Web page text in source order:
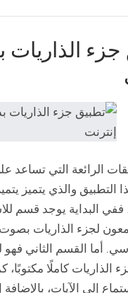
الذاريات
الرائعة التي
التطبيق والذي يتميز
ففي البداية يوجد قسم
لجزء الذاريات
أما القسم الثاني فهو
الذاريات كاملًا مكتوبًا،
إلى الآيات،